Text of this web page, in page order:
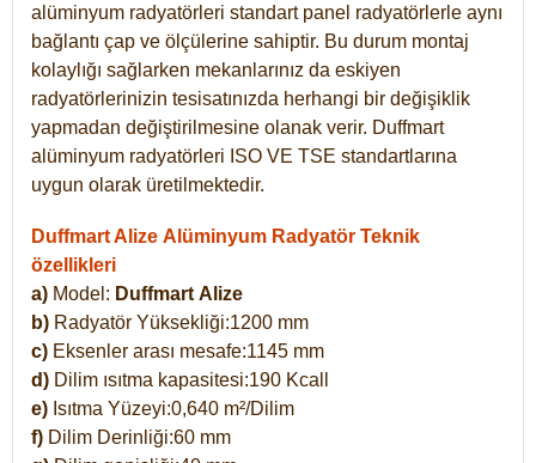
alüminyum radyatörleri standart panel radyatörlerle aynı
bağlantı çap ve ölçülerine sahiptir. Bu durum montaj
kolaylığı sağlarken mekanlarınız da eskiyen
radyatörlerinizin tesisatınızda herhangi bir değişiklik
yapmadan değiştirilmesine olanak verir. Duffmart
alüminyum radyatörleri ISO VE TSE standartlarına
uygun olarak üretilmektedir.
Duffmart Alize Alüminyum Radyatör Teknik
özellikleri
a) Model: Duffmart Alize
b) Radyatör Yüksekliği:1200 mm
c) Eksenler arası mesafe:1145 mm
d) Dilim ısıtma kapasitesi:190 Kcall
e) Isıtma Yüzeyi:0,640 m²/Dilim
f) Dilim Derinliği:60 mm